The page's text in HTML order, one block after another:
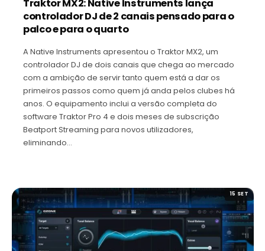
Traktor MX2: Native Instruments lança
controlador DJ de 2 canais pensado para o
palco e para o quarto
A Native Instruments apresentou o Traktor MX2, um
controlador DJ de dois canais que chega ao mercado
com a ambição de servir tanto quem está a dar os
primeiros passos como quem já anda pelos clubes há
anos. O equipamento inclui a versão completa do
software Traktor Pro 4 e dois meses de subscrição
Beatport Streaming para novos utilizadores,
eliminando…
15 SET